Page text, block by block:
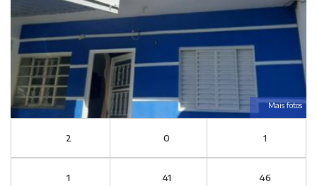
Mais fotos
2 0 1
1 41 46